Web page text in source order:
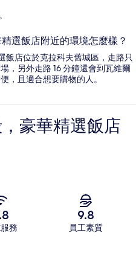
選飯店附近的環境怎麼樣？
飯店位於克拉科夫舊城區，走路只
，另外走路 16 分鐘還會到瓦維爾
，且適合想要購物的人。
豪華精選飯店
務
9.8
員工素質